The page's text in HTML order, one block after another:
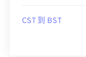
CST 到 BST